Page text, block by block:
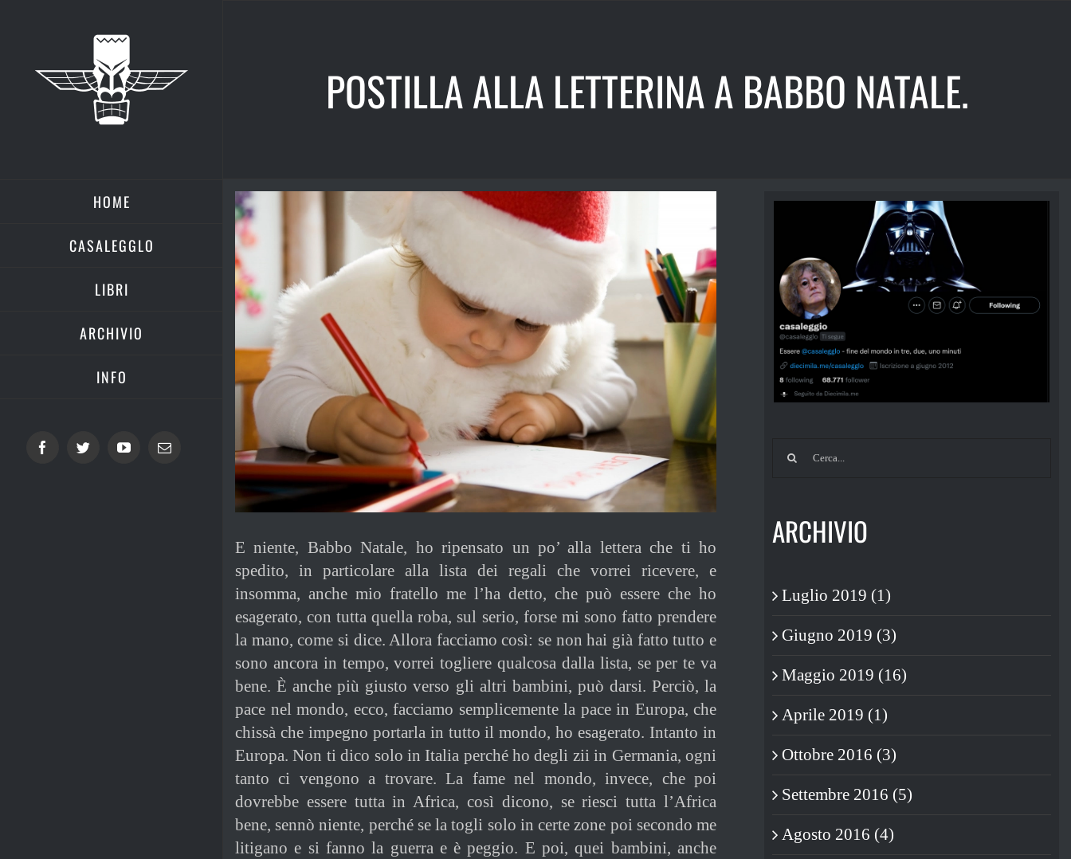
HOME
CASALEGGLO
LIBRI
ARCHIVIO
INFO
FacebookTwitterYouTubeEmail
POSTILLA ALLA LETTERINA A BABBO NATALE.
Ingrandisci
immagine
E niente, Babbo Natale, ho ripensato un po’ alla lettera che ti ho
spedito, in particolare alla lista dei regali che vorrei ricevere, e
insomma, anche mio fratello me l’ha detto, che può essere che ho
esagerato, con tutta quella roba, sul serio, forse mi sono fatto prendere
la mano, come si dice. Allora facciamo così: se non hai già fatto tutto e
sono ancora in tempo, vorrei togliere qualcosa dalla lista, se per te va
bene. È anche più giusto verso gli altri bambini, può darsi. Perciò, la
pace nel mondo, ecco, facciamo semplicemente la pace in Europa, che
chissà che impegno portarla in tutto il mondo, ho esagerato. Intanto in
Europa. Non ti dico solo in Italia perché ho degli zii in Germania, ogni
tanto ci vengono a trovare. La fame nel mondo, invece, che poi
dovrebbe essere tutta in Africa, così dicono, se riesci tutta l’Africa
bene, sennò niente, perché se la togli solo in certe zone poi secondo me
litigano e si fanno la guerra e è peggio. E poi, quei bambini, anche
Cerca
ARCHIVIO
Luglio 2019 (1)
Giugno 2019 (3)
Maggio 2019 (16)
Aprile 2019 (1)
Ottobre 2016 (3)
Settembre 2016 (5)
Agosto 2016 (4)